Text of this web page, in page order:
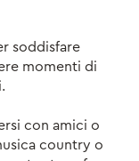
soddisfare
momenti di
con amici o
country o